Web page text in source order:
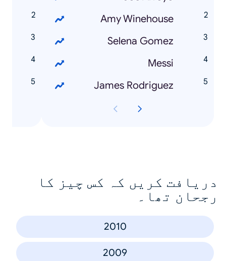
Amy Winehouse
Selena Gomez
Messi
James Rodriguez
دریافت کریں کہ کس چیز کا
رجحان تھا۔
2010
2009